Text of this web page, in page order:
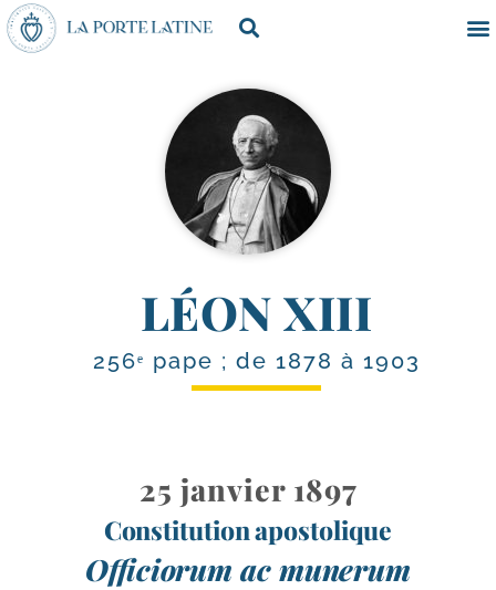
LÉON XIII
256ᵉ pape ; de 1878 à 1903
25 janvier 1897
Constitution apostolique
Officiorum ac munerum